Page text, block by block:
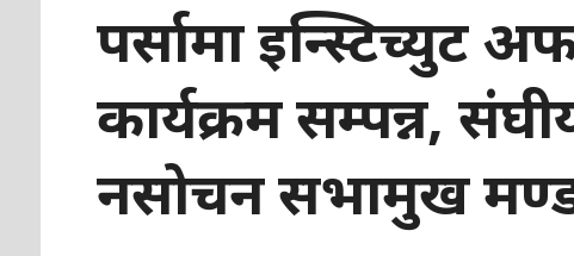
पर्सामा इन्स्टिच्युट
कार्यक्रम सम्पन्न,
नसोचन सभामुख